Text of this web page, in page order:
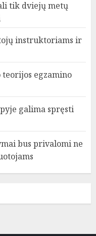
tik dviejų metų
instruktoriams ir
teorijos egzamino
galima spręsti
bus privalomi ne